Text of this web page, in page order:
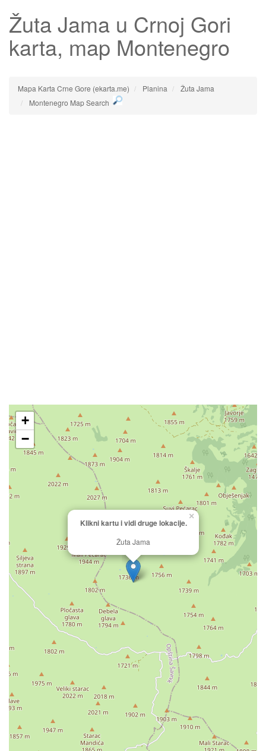
Žuta Jama u Crnoj Gori
karta, map Montenegro
Mapa Karta Crne Gore (ekarta.me) Planina
Žuta Jama
Montenegro Map Search
Klikni kartu i vidi druge lokacije.
Žuta Jama
×
+
−